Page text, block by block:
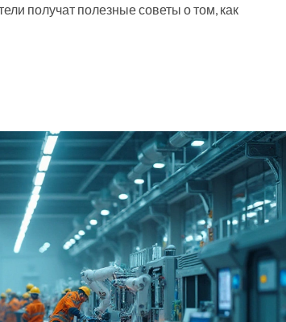
получат полезные советы о том, как